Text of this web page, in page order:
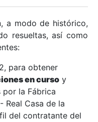
a modo de histórico,
resueltas, así como
para obtener
en curso y
la Fábrica
Real Casa de la
del contratante del